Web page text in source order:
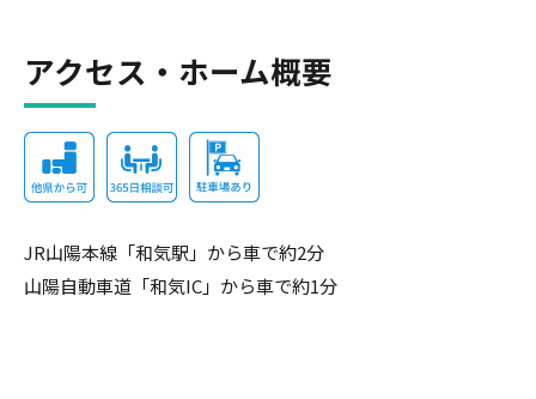
アクセス・ホーム概要
JR山陽本線「和気駅」から車で約2分
山陽自動車道「和気IC」から車で約1分